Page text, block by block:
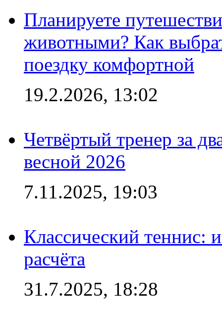
Планируете
животными? Как
поездку комфортной
19.2.2026, 13:02
Четвёртый тренер за
весной 2026
7.11.2025, 19:03
Классический теннис:
расчёта
31.7.2025, 18:28